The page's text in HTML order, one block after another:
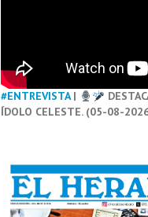
#ENTREVISTA|
ÍDOLO CELESTE. (05-08-